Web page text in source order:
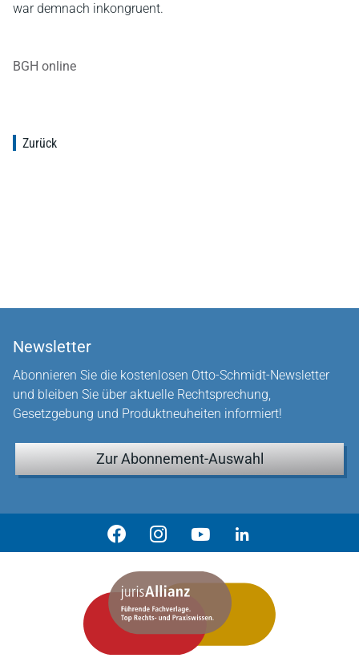
war demnach inkongruent.
BGH online
Zurück
Newsletter
Abonnieren Sie die kostenlosen Otto-Schmidt-Newsletter
und bleiben Sie über aktuelle Rechtsprechung,
Gesetzgebung und Produktneuheiten informiert!
Zur Abonnement-Auswahl